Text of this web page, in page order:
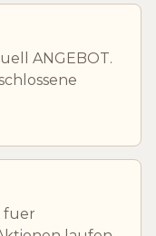
ANGEBOT.
fuer